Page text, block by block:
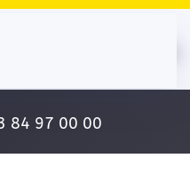
84 97 00 00